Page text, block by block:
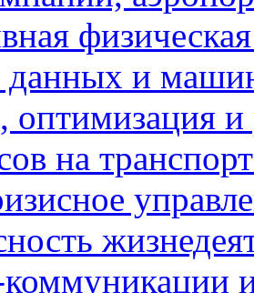
данных и
оптимизация
на